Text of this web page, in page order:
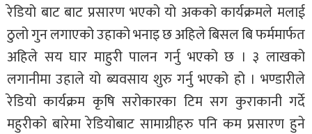
रेडियो बाट बाट प्रसारण भएको यो अकको कार्यक्रमले मलाई
ठुलो गुन लगाएको उहाको भनाइ छ अहिले बिसल बि फर्ममार्फत
अहिले सय घार माहुरी पालन गर्नु भएको छ । ३ लाखको
लगानीमा उहाले यो ब्यवसाय शुरु गर्नु भएको हो । भण्डारीले
रेडियो कार्यक्रम कृषि सरोकारका टिम सग कुराकानी गर्दे
महुरीको बारेमा रेडियोबाट सामाग्रीहरु पनि कम प्रसारण हुने